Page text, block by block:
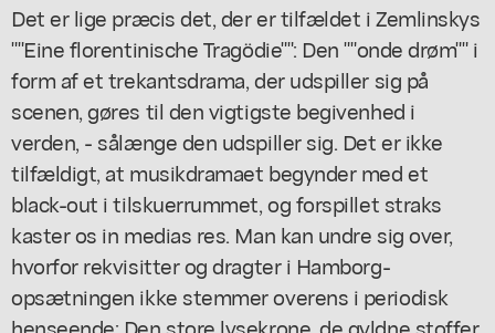
Det er lige præcis det, der er tilfældet i Zemlinskys
""Eine florentinische Tragödie"": Den ""onde drøm"" i
form af et trekantsdrama, der udspiller sig på
scenen, gøres til den vigtigste begivenhed i
verden, - sålænge den udspiller sig. Det er ikke
tilfældigt, at musikdramaet begynder med et
black-out i tilskuerrummet, og forspillet straks
kaster os in medias res. Man kan undre sig over,
hvorfor rekvisitter og dragter i Hamborg-
opsætningen ikke stemmer overens i periodisk
henseende: Den store lysekrone, de gyldne stoffer,